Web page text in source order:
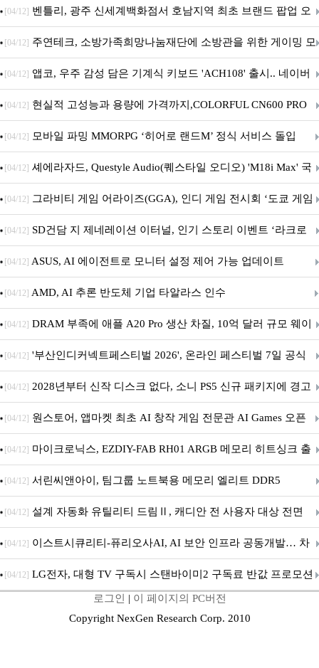
Crosshair X870E EDITION 20 국내 출시 예정
[04/12] 벤틀리, 광주 신세계백화점서 호남지역 최초 브랜드 팝업 오
픈
[04/12] 주연테크, 소방가족희망나눔재단에 소방관을 위한 게이밍 모
니터·스마트 펫 침대 기부
[04/12] 앱코, 우주 감성 담은 기계식 키보드 'ACH108' 출시.. 네이버
브랜드데이 기획전 진행
[04/12] 현실적 고성능과 용량에 가격까지,COLORFUL CN600 PRO
M.2 NVMe 디앤디컴 1TB
[04/12] 모바일 파밍 MMORPG ‘히어로 랜드M’ 정식 서비스 돌입
[04/12] 셰에라자드, Questyle Audio(퀘스타일 오디오) 'M18i Max' 국
내 정식 출시
[04/12] 그라비티 게임 어라이즈(GGA), 인디 게임 전시회 ‘도쿄 게임
던전 13’ 참가!
[04/12] SD건담 지 제네레이션 이터널, 인기 스토리 이벤트 ‘라크로
아의 용사’ 재개최 및 풍성한 기념 이벤트 실시!
[04/12] ASUS, AI 에이전트로 모니터 설정 제어 가능 업데이트
[04/12] AMD, AI 추론 반도체 기업 타알라스 인수
[04/12] DRAM 부족에 애플 A20 Pro 생산 차질, 10억 달러 규모 웨이
퍼 대기
[04/12] '부산인디커넥트페스티벌 2026', 온라인 페스티벌 7일 공식
개막... 22일간 진행
[04/12] 2028년부터 신작 디스크 없다, 소니 PS5 신규 패키지에 경고
문 추가
[04/12] 원스토어, 앱마켓 최초 AI 창작 게임 전문관 AI Games 오픈
[04/12] 마이크로닉스, EZDIY-FAB RH01 ARGB 메모리 히트싱크 출
시
[04/12] 서린씨앤아이, 팀그룹 노트북용 메모리 엘리트 DDR5
5600MHz 16GB 출시
[04/12] 설계 자동화 유틸리티 드림Ⅱ, 캐디안 전 사용자 대상 전면
무상 배포
[04/12] 이스트시큐리티-퓨리오사AI, AI 보안 인프라 공동개발… 차
세대 AI 보안 플랫폼 구축
[04/12] LG전자, 대형 TV 구독시 스탠바이미2 구독료 반값 프로모션
로그인 | 이 페이지의 PC버전
Copyright NexGen Research Corp. 2010